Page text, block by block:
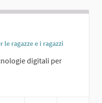
ragazze e i ragazzi
digitali per